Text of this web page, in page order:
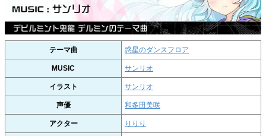
テーマ曲 惑星のダンスフロア
MUSIC サンリオ
イラスト サンリオ
声優 和多田美咲
アクター りりり